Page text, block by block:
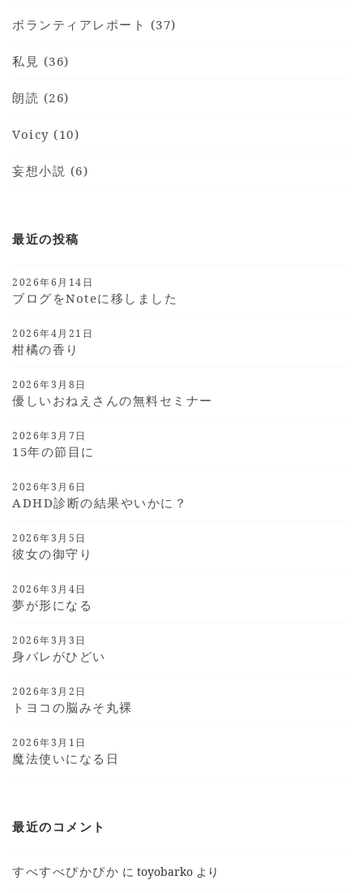
ボランティアレポート (37)
私見 (36)
朗読 (26)
Voicy (10)
妄想小説 (6)
最近の投稿
2026年6月14日
ブログをnoteに移しました
2026年4月21日
柑橘の香り
2026年3月8日
優しいおねえさんの無料セミナー
2026年3月7日
15年の節目に
2026年3月6日
ADHD診断の結果やいかに？
2026年3月5日
彼女の御守り
2026年3月4日
夢が形になる
2026年3月3日
身バレがひどい
2026年3月2日
トヨコの脳みそ丸裸
2026年3月1日
魔法使いになる日
最近のコメント
すべすべぴかぴか にtoyobarko より